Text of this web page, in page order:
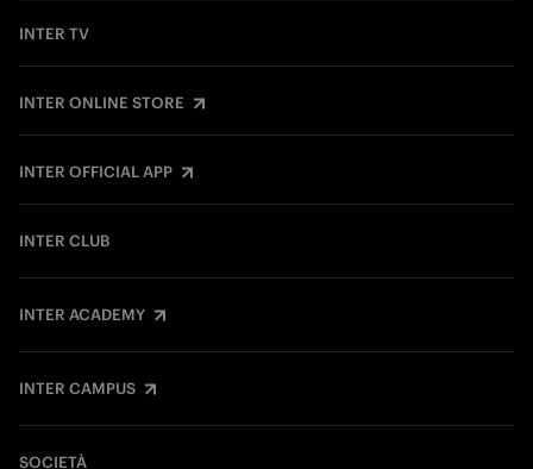
INTER TV
INTER ONLINE STORE
INTER OFFICIAL APP
INTER CLUB
INTER ACADEMY
INTER CAMPUS
SOCIETÀ